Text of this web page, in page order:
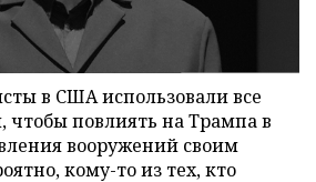
в США использовали все
чтобы повлиять на Трампа в
вооружений своим
кому-то из тех, кто